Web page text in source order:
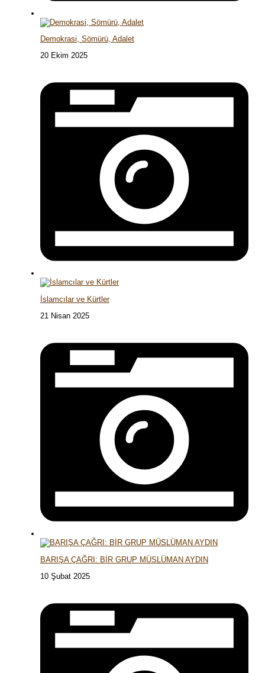
Demokrasi, Sömürü, Adalet
20 Ekim 2025
İslamcılar ve Kürtler
21 Nisan 2025
BARIŞA ÇAĞRI: BİR GRUP MÜSLÜMAN AYDIN
10 Şubat 2025